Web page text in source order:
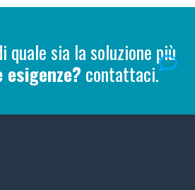
quale sia la soluzione più
contattaci.